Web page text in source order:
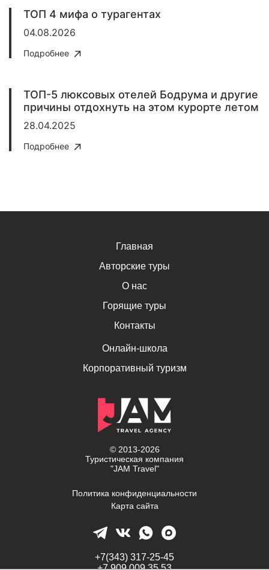
ТОП 4 мифа о турагентах
04.08.2026
Подробнее
ТОП-5 люксовых отелей Бодрума и другие
причины отдохнуть на этом курорте летом
28.04.2025
Подробнее
© 2013-2026
Туристическая компания
"JAM Travel"
Политика конфиденциальности
Карта сайта
Главная
Авторские туры
О нас
Горящие туры
Контакты
Онлайн-школа
Корпоративный туризм
+7(343) 317-25-45
+7 909 009 35 53